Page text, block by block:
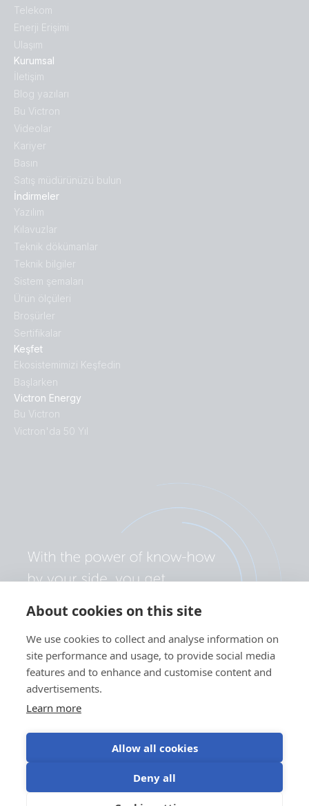
About cookies on this site
We use cookies to collect and analyse information on
site performance and usage, to provide social media
features and to enhance and customise content and
advertisements.
Learn more
Allow all cookies
Deny all
Keşfet
Ekosistemimizi Keşfedin
Başlarken
Victron Energy
Bu Victron
Victron'da 50 Yıl
İndirmeler
Yazılım
Kılavuzlar
Teknik dökümanlar
Teknik bilgiler
Sistem şemaları
Ürün ölçüleri
Broṣürler
Sertifikalar
Telekom
Enerji Erişimi
Ulaşım
Kurumsal
İletişim
Blog yazıları
Bu Victron
Videolar
Kariyer
Basın
Satış müdürünüzü bulun
Çerez tercihleriÇerez kullanımı